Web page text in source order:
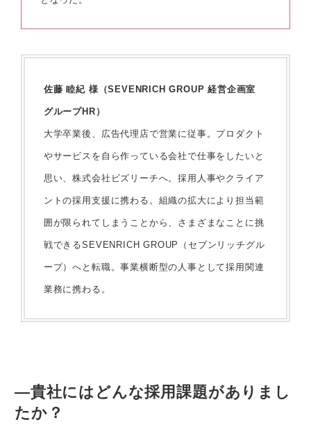
佐藤 睦紀 様（SEVENRICH GROUP 経営企画室
グループHR）
大学卒業後、広告代理店で営業に従事。プロダクト
やサービスを自ら作っている会社で仕事をしたいと
思い、株式会社ビズリーチへ。採用人事やクライア
ントの採用支援に携わる。組織の拡大により担当範
囲が限られてしまうことから、さまざまなことに挑
戦できるSEVENRICH GROUP（セブンリッチグル
ープ）へと転職。事業横断型の人事として採用関連
業務に携わる。
—貴社にはどんな採用課題がありまし
たか？